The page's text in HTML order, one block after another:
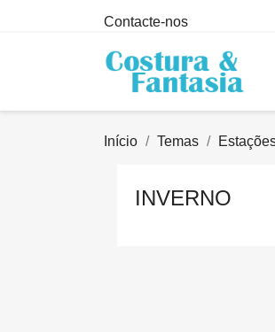
Contacte-nos
Início Temas
INVERNO